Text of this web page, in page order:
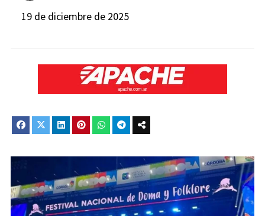
19 de diciembre de 2025